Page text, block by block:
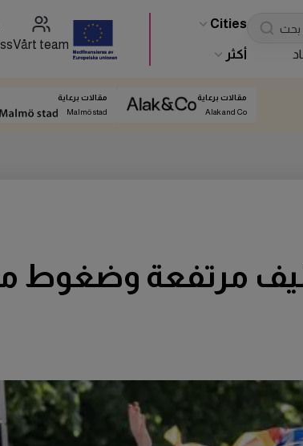
Cities
أكثر
Vårt team
مقالات برعاية
Alak and Co
مقالات برعاية
Malmö stad
مرتفعة وضغوط